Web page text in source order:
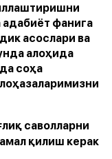
адабиёт фанига
асослари ва
алоҳида
соҳа
саволларни
қилиш керак